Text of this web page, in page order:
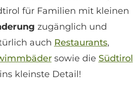
für Familien mit kleinen
zugänglich und
auch Restaurants,
sowie die Südtirol
kleinste Detail!